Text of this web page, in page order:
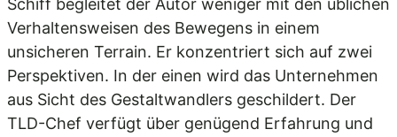
Schiff begleitet der Autor weniger mit den üblichen
Verhaltensweisen des Bewegens in einem
unsicheren Terrain. Er konzentriert sich auf zwei
Perspektiven. In der einen wird das Unternehmen
aus Sicht des Gestaltwandlers geschildert. Der
TLD-Chef verfügt über genügend Erfahrung und